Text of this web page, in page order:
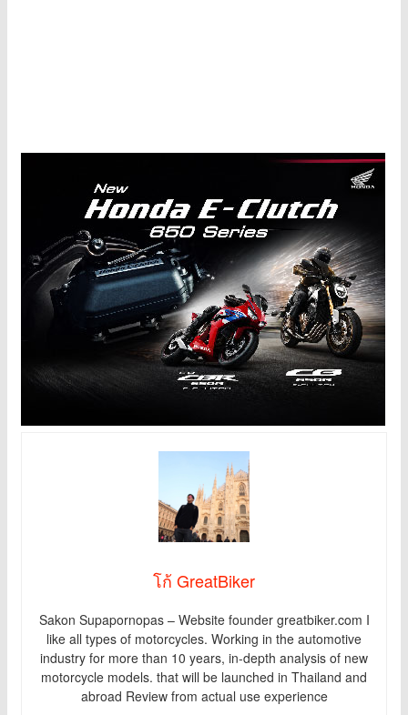
โก้ GreatBiker
Sakon Supapornopas – Website founder greatbiker.com I
like all types of motorcycles. Working in the automotive
industry for more than 10 years, in-depth analysis of new
motorcycle models. that will be launched in Thailand and
abroad Review from actual use experience